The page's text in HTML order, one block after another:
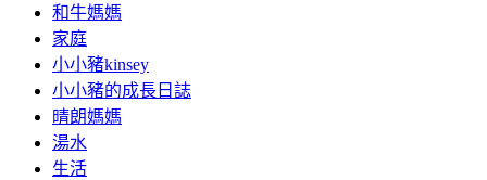
和牛媽媽
家庭
小小豬kinsey
小小豬的成長日誌
晴朗媽媽
湯水
生活